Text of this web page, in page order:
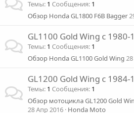
Темы 1 Сообщения 1
Обзор Honda GL1800 F6B Bagger
GL1100 Gold Wing с 1980-
Темы 1 Сообщения 1
Обзор Honda GL1100 Gold Wing
GL1200 Gold Wing с 1984-
Темы 1 Сообщения 1
Обзор мотоцикла GL1200 Gold
28 Апр 2016 Honda Moto